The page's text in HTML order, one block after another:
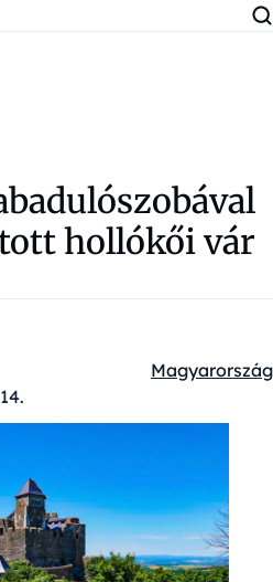
hollókői vár
Kategóriák:
Magyarország